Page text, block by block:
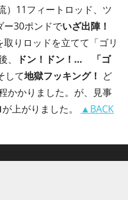
）11フィートロッド、ツ
ー30ポンドでいざ出陣！
りロッドを立てて「ゴリ
ドン！ドン！… 「ゴ
して地獄フッキング！ ど
かかりました。が、見事
が上がりました。 ▲BACK